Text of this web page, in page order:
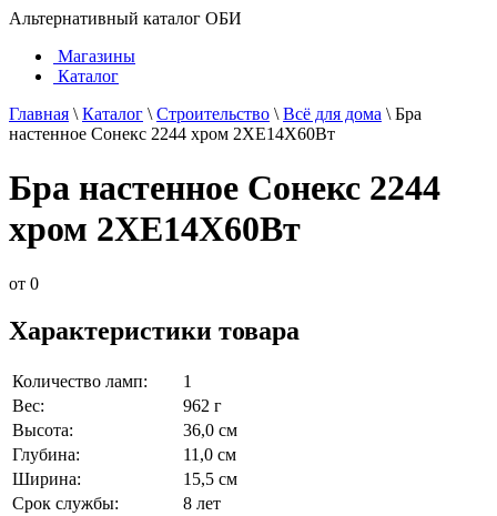
Альтернативный каталог ОБИ
Магазины
Каталог
Главная \ Каталог \ Строительство \ Всё для дома \ Бра
настенное Сонекс 2244 хром 2ХE14Х60Вт
Бра настенное Сонекс 2244
хром 2ХE14Х60Вт
от 0
Характеристики товара
Количество ламп:
1
Вес:
962 г
Высота:
36,0 см
Глубина:
11,0 см
Ширина:
15,5 см
Срок службы:
8 лет